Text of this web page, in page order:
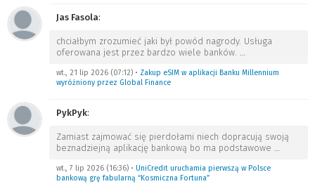
Jas Fasola:
chciałbym zrozumieć jaki był powód nagrody. Usługa
oferowana jest przez bardzo wiele banków.
wt., 21 lip 2026 (07:12) • Zakup eSIM w aplikacji Banku Millennium
wyróżniony przez Global Finance
PykPyk:
Zamiast zajmować się pierdołami niech dopracują swoją
beznadziejną aplikację bankową bo ma podstawowe
wt., 7 lip 2026 (16:36) • UniCredit uruchamia pierwszą w Polsce
bankową grę fabularną “Kosmiczna Fortuna”